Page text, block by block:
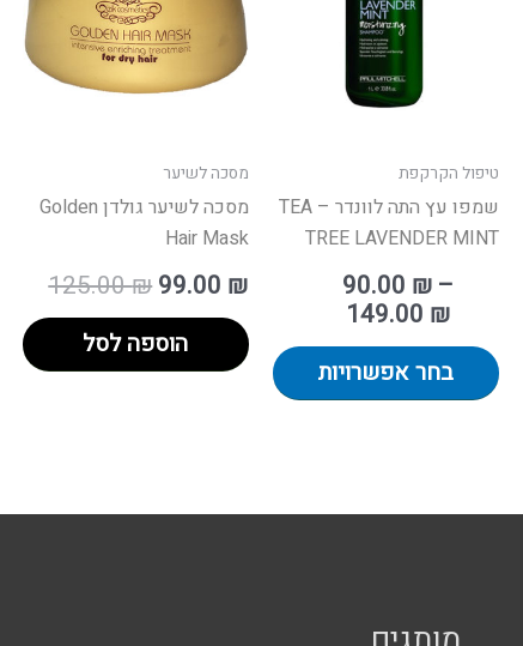
טיפול הקרקפת
שמפו עץ התה לוונדר – TEA
TREE LAVENDER MINT
90.00 ₪–
149.00 ₪
בחר אפשרויות
סוגים.
ניתן
לבחור
בעמוד
המוצר
מסכה לשיער
מסכה לשיער גולדן Golden
Hair Mask
125.00₪99.00 ₪
הוספה לסל